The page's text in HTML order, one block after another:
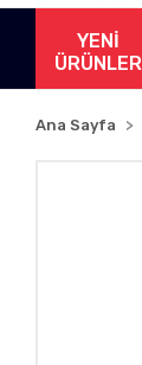
YENİ
ÜRÜNLER
Ana Sayfa